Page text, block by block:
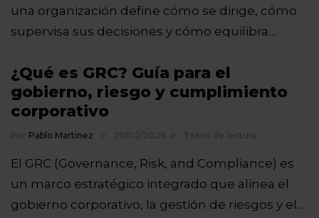
una organización define cómo se dirige, cómo
supervisa sus decisiones y cómo equilibra…
¿Qué es GRC? Guía para el
gobierno, riesgo y cumplimiento
corporativo
Por Pablo Martinez 20/02/2026 3 Mins de lectura
El GRC (Governance, Risk, and Compliance) es
un marco estratégico integrado que alinea el
gobierno corporativo, la gestión de riesgos y el…